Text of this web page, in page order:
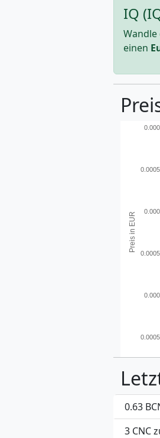
IQ
einen
Preis in EUR
0.63
3 CNC